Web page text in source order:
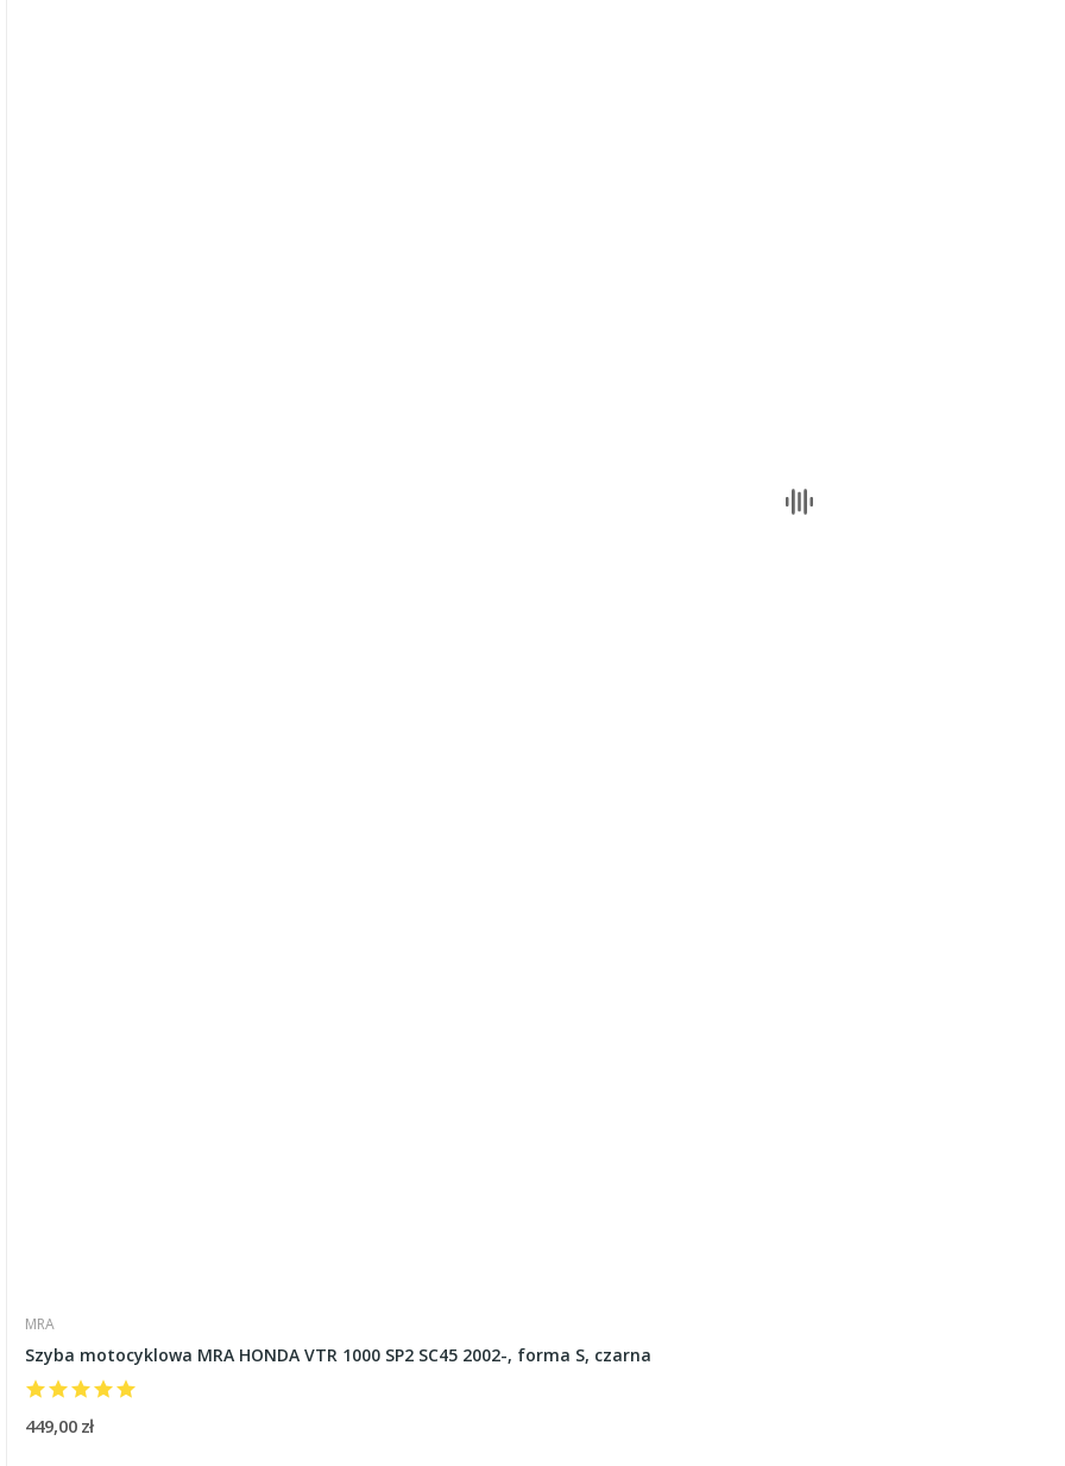
MRA
Szyba motocyklowa MRA HONDA VTR 1000 SP2 SC45 2002-, forma S, czarna
449,00 zł